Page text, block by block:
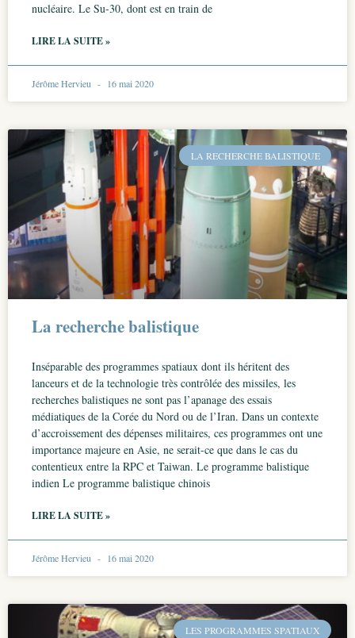
nucléaire. Le Su-30, dont est en train de
LIRE LA SUITE »
Jérôme Hervieu 16 mai 2020
LA RECHERCHE BALISTIQUE
La recherche balistique
Inséparable des programmes spatiaux dont ils héritent des
lanceurs et de la technologie très contrôlée des missiles, les
recherches balistiques ne sont pas l’apanage des essais
médiatiques de la Corée du Nord ou de l’Iran. Dans un contexte
d’accroissement des dépenses militaires, ces programmes ont une
importance majeure en Asie, ne serait-ce que dans le cas du
contentieux entre la RPC et Taiwan. Le programme balistique
indien Le programme balistique chinois
LIRE LA SUITE »
Jérôme Hervieu 16 mai 2020
LES PROGRAMMES SPATIAUX